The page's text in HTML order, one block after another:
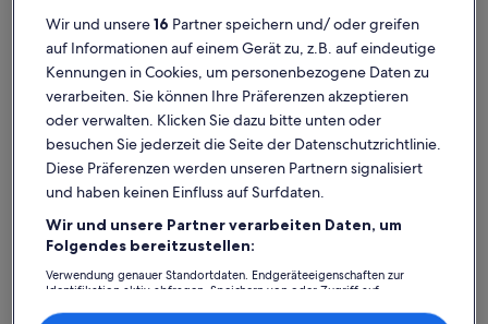
Stöbere in unserer Auswahl an Ferienunterkünften nahe Norman
Fosters Elefanthus, in denen du dich ganz wie zu Hause fühlen
kannst. Ganz gleich, ob du mit der ganzen Bande oder nur deinem
Vierbeiner in den Urlaub startest, in Ferienunterkünften findest du
die Ausstattung, die du für einen gelungenen Urlaub mit deinen
Lieben brauchst. Darunter zum Beispiel WLAN und
Barrierefreiheit oder bezüglich der Rauchpräferenzen suchst, steht
dir ein vielfältiges Angebot zur Verfügung.
Finde Unterkünfte ganz nach deinem
Geschmack
Wir und unsere16 Partner speichern und/ oder greifen
auf Informationen auf einem Gerät zu, z.B. auf eindeutige
Kennungen in Cookies, um personenbezogene Daten zu
verarbeiten. Sie können Ihre Präferenzen akzeptieren
oder verwalten. Klicken Sie dazu bitte unten oder
besuchen Sie jederzeit die Seite der Datenschutzrichtlinie.
Diese Präferenzen werden unseren Partnern signalisiert
und haben keinen Einfluss auf Surfdaten.
Wir und unsere Partner verarbeiten Daten, um
Folgendes bereitzustellen:
Verwendung genauer Standortdaten. Endgeräteeigenschaften zur
Identifikation aktiv abfragen. Speichern von oder Zugriff auf
Inhalte, Messung von Werbeleistung und der Performance von Inhalten,